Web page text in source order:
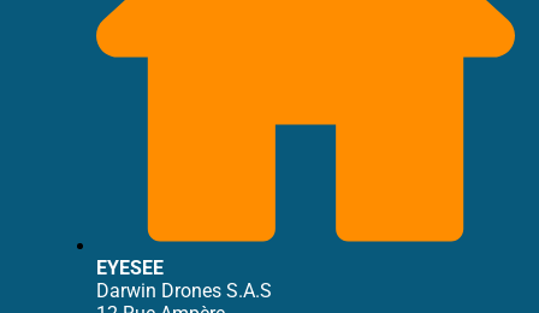
EYESEE
Darwin Drones S.A.S